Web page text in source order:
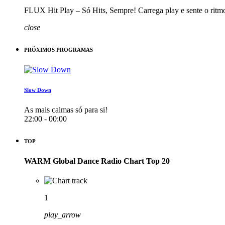
FLUX Hit Play – Só Hits, Sempre! Carrega play e sente o
close
PRÓXIMOS PROGRAMAS
Slow Down
As mais calmas só para si!
22:00 - 00:00
TOP
WARM Global Dance Radio Chart Top 20
1
play_arrow